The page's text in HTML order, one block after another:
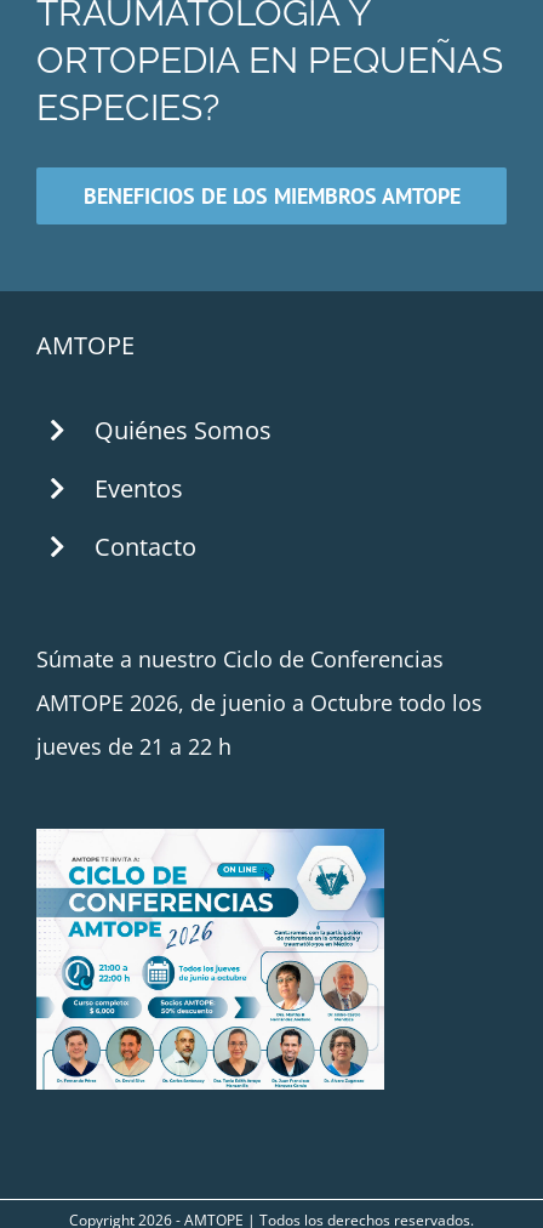
TRAUMATOLOGÍA Y
ORTOPEDIA EN PEQUEÑAS
ESPECIES?
BENEFICIOS DE LOS MIEMBROS AMTOPE
AMTOPE
Quiénes Somos
Eventos
Contacto
Súmate a nuestro Ciclo de Conferencias
AMTOPE 2026, de juenio a Octubre todo los
jueves de 21 a 22 h
Copyright2026 - AMTOPE | Todos los derechos reservados.